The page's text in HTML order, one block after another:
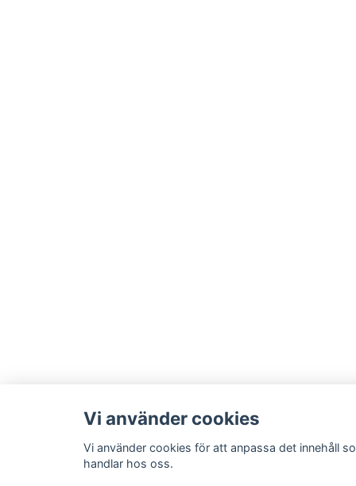
Vi använder cookies
Vi använder cookies för att anpassa det innehåll
handlar hos oss.